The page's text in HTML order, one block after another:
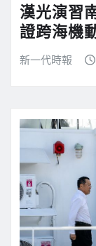
漢光演習
證跨海機
新一代時報